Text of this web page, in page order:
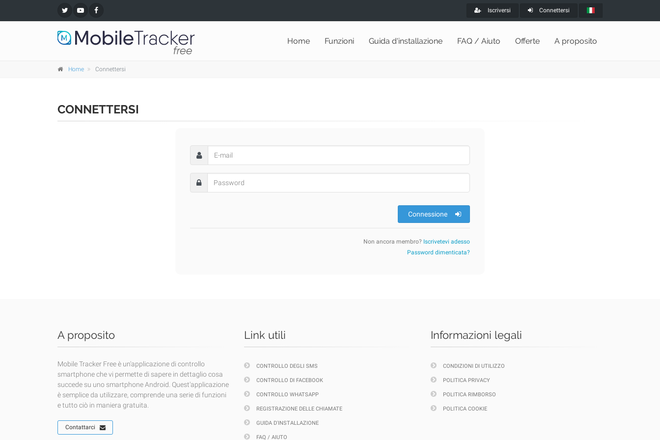
Iscriversi Connettersi
Home Funzioni Guida d'installazione FAQ / Aiuto Offerte A proposito
Home Connettersi
CONNETTERSI
Connessione
Non ancora membro? Iscrivetevi adesso
Password dimenticata?
A proposito
Mobile Tracker Free è un'applicazione di controllo
smartphone che vi permette di sapere in dettaglio cosa
succede su uno smartphone Android. Quest'applicazione
è semplice da utilizzare, comprende una serie di funzioni
e tutto ciò in maniera gratuita.
Contattarci
Link utili
CONTROLLO DEGLI SMS
CONTROLLO DI FACEBOOK
CONTROLLO WHATSAPP
REGISTRAZIONE DELLE CHIAMATE
GUIDA D'INSTALLAZIONE
FAQ / AIUTO
Informazioni legali
CONDIZIONI DI UTILIZZO
POLITICA PRIVACY
POLITICA RIMBORSO
POLITICA COOKIE